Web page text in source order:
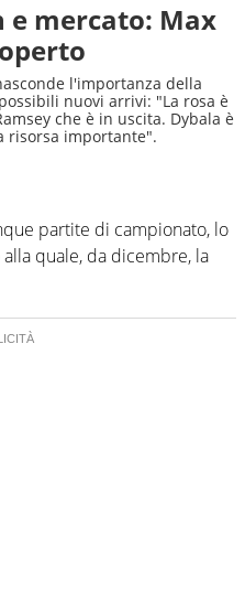
e mercato: Max
l'importanza della
nuovi arrivi: "La rosa è
che è in uscita. Dybala è
risorsa importante".
partite di campionato, lo
quale, da dicembre, la